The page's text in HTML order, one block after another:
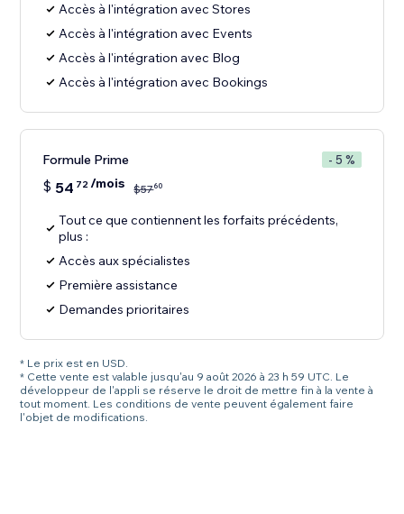
Accès à l'intégration avec Stores
Accès à l'intégration avec Events
Accès à l'intégration avec Blog
Accès à l'intégration avec Bookings
Formule Prime - 5 %
$ 54 72/mois $5760
Tout ce que contiennent les forfaits précédents,
plus :
Accès aux spécialistes
Première assistance
Demandes prioritaires
* Le prix est en USD.
* Cette vente est valable jusqu'au 9 août 2026 à 23 h 59 UTC. Le
développeur de l'appli se réserve le droit de mettre fin à la vente à
tout moment. Les conditions de vente peuvent également faire
l'objet de modifications.